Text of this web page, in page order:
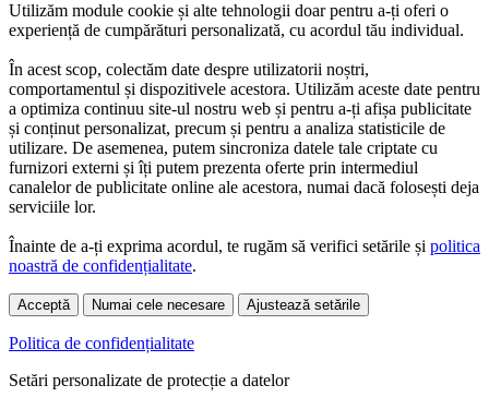
Utilizăm module cookie și alte tehnologii doar pentru a-ți oferi o
experiență de cumpărături personalizată, cu acordul tău individual.
În acest scop, colectăm date despre utilizatorii noștri,
comportamentul și dispozitivele acestora. Utilizăm aceste date pentru
a optimiza continuu site-ul nostru web și pentru a-ți afișa publicitate
și conținut personalizat, precum și pentru a analiza statisticile de
utilizare. De asemenea, putem sincroniza datele tale criptate cu
furnizori externi și îți putem prezenta oferte prin intermediul
canalelor de publicitate online ale acestora, numai dacă folosești deja
serviciile lor.
Înainte de a-ți exprima acordul, te rugăm să verifici setările și politica
noastră de confidențialitate.
Acceptă Numai cele necesare Ajustează setările
Politica de confidențialitate
Setări personalizate de protecție a datelor